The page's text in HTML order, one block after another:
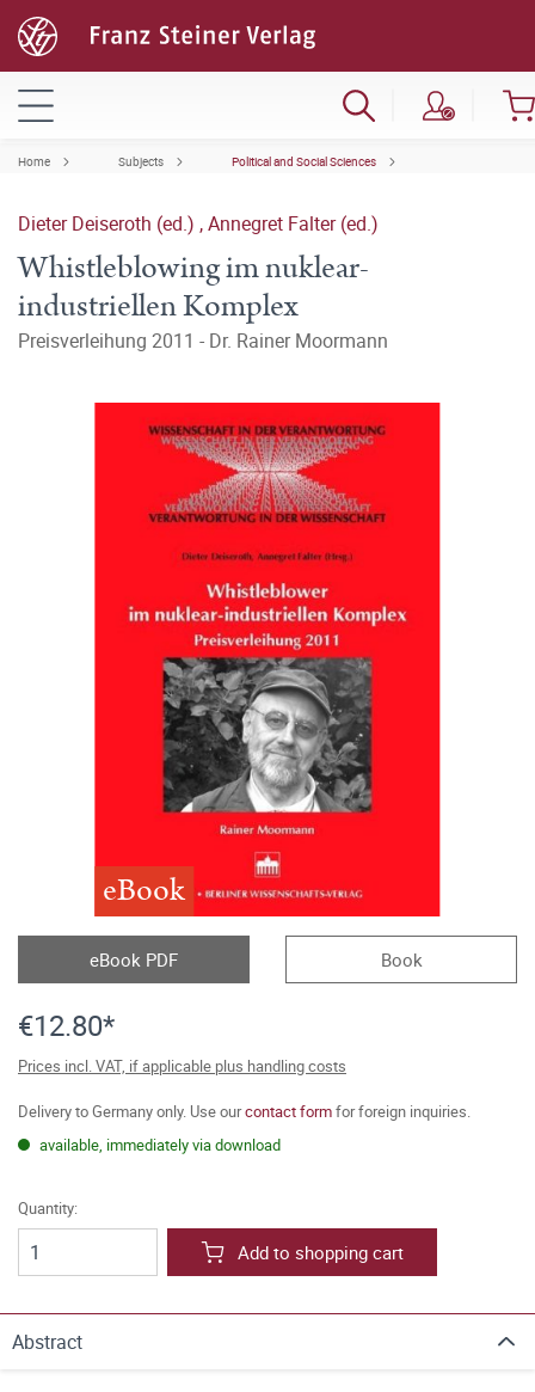
Home Subjects Political and Social Sciences
Dieter Deiseroth (ed.) ,Annegret Falter (ed.)
Whistleblowing im nuklear-
industriellen Komplex
Preisverleihung 2011 - Dr. Rainer Moormann
eBook
eBook PDF Book
€12.80*
Prices incl. VAT, if applicable plus handling costs
Delivery to Germany only. Use ourcontact formfor foreign inquiries.
available, immediately via download
Quantity:
Add to shopping cart
Abstract